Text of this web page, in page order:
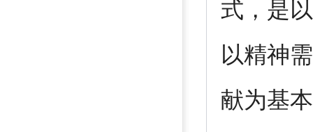
式，是
以精神
献为基